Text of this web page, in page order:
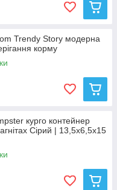
Trendy Story модерна
корму
курго контейнер
Сірий | 13,5х6,5х15